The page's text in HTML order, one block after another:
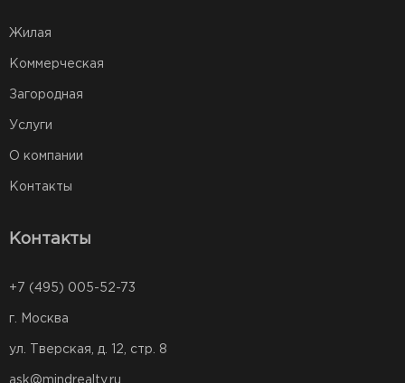
Жилая
Коммерческая
Загородная
Услуги
О компании
Контакты
Контакты
+7 (495) 005-52-73
г. Москва
ул. Тверская, д. 12, стр. 8
ask@mindrealty.ru